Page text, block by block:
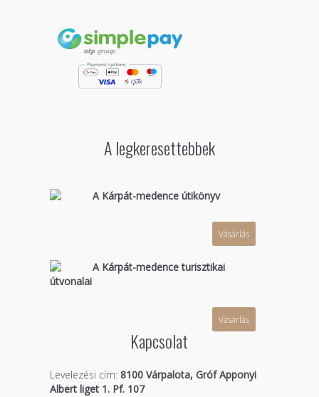
A legkeresettebbek
A Kárpát-medence útikönyv
Vásárlás
A Kárpát-medence turisztikai
útvonalai
Vásárlás
Kapcsolat
Levelezési cím: 8100 Várpalota, Gróf Apponyi
Albert liget 1. Pf. 107